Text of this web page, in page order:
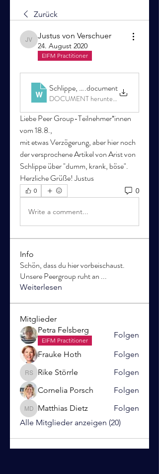
Zurück
Justus von Verschuer
Justus von Verschuer
24. August 2020
EIFM Practitioner
Schlippe, Die Konstruktion von Feindbildern.document
DOCUMENT herunterladen
Liebe Peer Group-Teilnehmer*innen
vom 18.8.,
mit etwas Verzögerung, aber hier noch
der versprochene Artikel von Arist von
Schlippe über "dumm, krank, böse".
Herzliche Grüße! Justus
0 0
Write a comment...
Info
Schön, dass du hier vorbeischaust.
Unsere Peergroup ruht an ...
Weiterlesen
Mitglieder
Petra Felsberg
EIFM Practitioner
Folgen
Frauke Hoth Folgen
Rike Störrle
Rike Störrle
Folgen
Cornelia Porsch
Folgen
Matthias Dietz
Matthias Dietz
Folgen
Alle Mitglieder anzeigen (20)